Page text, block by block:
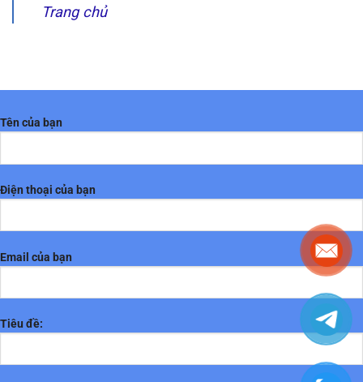
Trang chủ
Tên của bạn
Điện thoại của bạn
Email của bạn
Tiêu đề: